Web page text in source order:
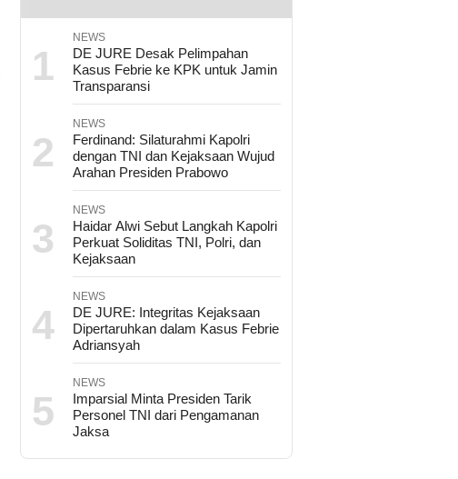
1
NEWS
DE JURE Desak Pelimpahan
Kasus Febrie ke KPK untuk Jamin
Transparansi
2
NEWS
Ferdinand: Silaturahmi Kapolri
dengan TNI dan Kejaksaan Wujud
Arahan Presiden Prabowo
3
NEWS
Haidar Alwi Sebut Langkah Kapolri
Perkuat Soliditas TNI, Polri, dan
Kejaksaan
4
NEWS
DE JURE: Integritas Kejaksaan
Dipertaruhkan dalam Kasus Febrie
Adriansyah
5
NEWS
Imparsial Minta Presiden Tarik
Personel TNI dari Pengamanan
Jaksa